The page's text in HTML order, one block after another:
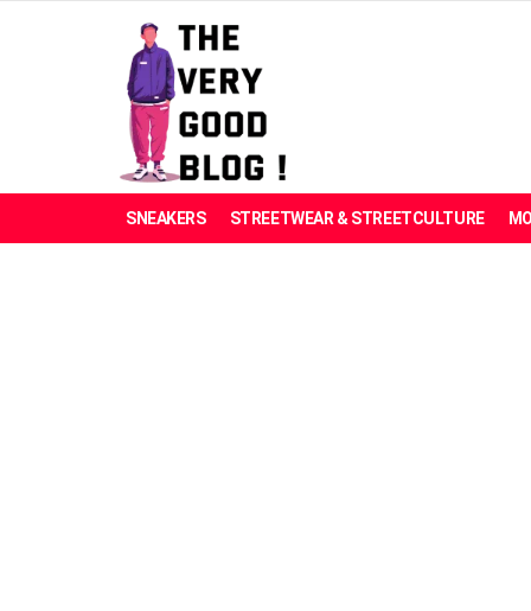
SNEAKERS STREETWEAR & STREETCULTURE